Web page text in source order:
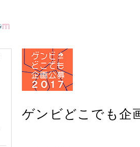
ゲンビどこでも企